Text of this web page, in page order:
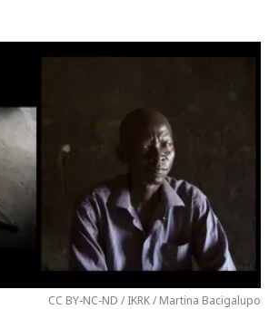
CC BY-NC-ND / IKRK / Martina Bacigalupo